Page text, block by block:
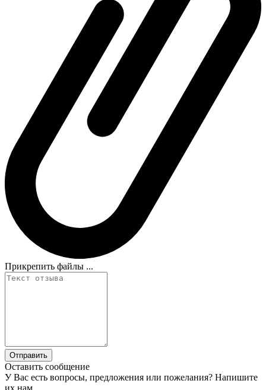
Прикрепить файлы ...
Оставить сообщение
У Вас есть вопросы, предложения или пожелания? Напишите
их нам